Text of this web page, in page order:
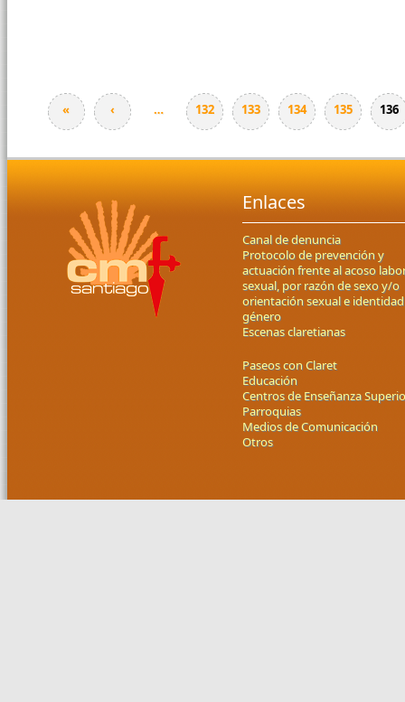
Páginas
« ‹ … 132 133 134 135 136
Enlaces
Canal de denuncia
Protocolo de prevención y
actuación frente al acoso
sexual, por razón de sexo y/o
orientación sexual e
género
Escenas claretianas
Paseos con Claret
Educación
Centros de Enseñanza
Parroquias
Medios de Comunicación
Otros